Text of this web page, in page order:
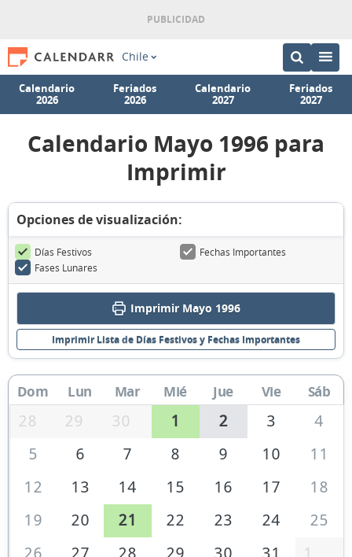
Chile
Calendario
2026
Feriados
2026
Calendario
2027
Feriados
2027
Calendario Mayo 1996 para
Imprimir
Opciones de visualización:
Días Festivos
Fechas Importantes
Fases Lunares
Imprimir Mayo 1996
Imprimir Lista de Días Festivos y Fechas Importantes
Dom Lun Mar Mié Jue Vie Sáb
28 29 30 1 2 3
4
5
6 7 8 9 10
11
12
13 14 15 16 17
18
19
20 21 22 23 24
25
26
27 28 29 30 31 1